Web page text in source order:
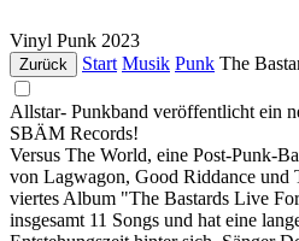
Vinyl Punk 2023
Zurück Start Musik Punk The
Allstar- Punkband veröffentlicht ein
SBÄM Records!
Versus The World, eine Post-Punk-
von Lagwagon, Good Riddance und
viertes Album "The Bastards Live
insgesamt 11 Songs und hat eine